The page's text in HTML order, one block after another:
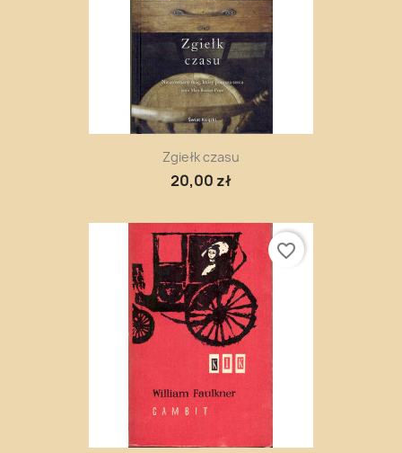
Zgiełk czasu
20,00 zł
favorite_border